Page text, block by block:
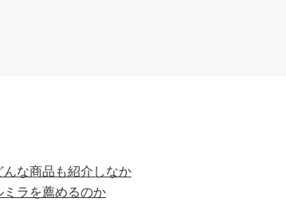
な商品も紹介しなか
ラを薦めるのか